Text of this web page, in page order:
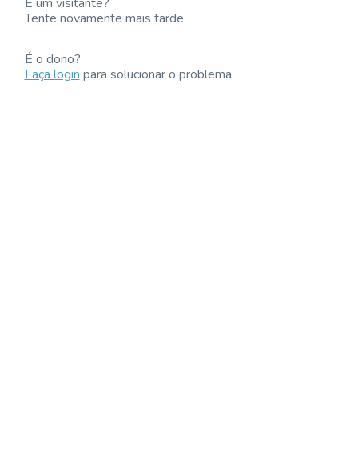
É um visitante?
Tente novamente mais tarde.
É o dono?
Faça loginpara solucionar o problema.